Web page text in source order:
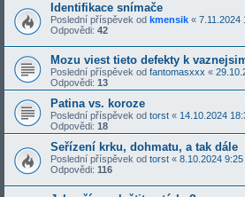
Identifikace snímače
Poslední příspěvek od kmensik « 7.11.2024
Odpovědi: 42
Mozu viest tieto defekty k
Poslední příspěvek od fantomasxxx «
Odpovědi: 13
Patina vs. koroze
Poslední příspěvek od torst « 14.10.2024
Odpovědi: 18
Seřízení krku, dohmatu, a tak dále
Poslední příspěvek od torst « 8.10.2024 9:25
Odpovědi: 116